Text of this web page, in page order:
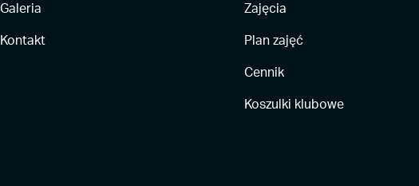
Galeria
Kontakt
Zajęcia
Plan zajęć
Cennik
Koszulki klubowe